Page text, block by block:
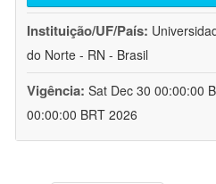
Instituição/UF/País:
do Norte - RN - Brasil
Vigência: Sat Dec 30 00:00:00
00:00:00 BRT 2026